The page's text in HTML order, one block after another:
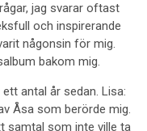
jag svarar oftast
och inspirerande
någonsin för mig.
bakom mig.
antal år sedan. Lisa:
Åsa som berörde mig.
samtal som inte ville ta